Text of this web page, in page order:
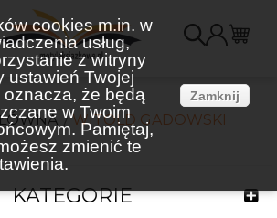
cookies m.in. w
usług,
z witryny
ustawień Twojej
oznacza, że będą
w Twoim
Pamiętaj,
zmienić te
Zamknij
WITOLD GADOWSKI
KATEGORIE